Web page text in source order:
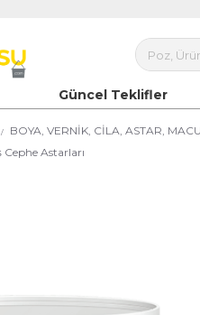
Güncel Teklifler
BOYA, VERNİK, CİLA, ASTAR,
Cephe Astarları